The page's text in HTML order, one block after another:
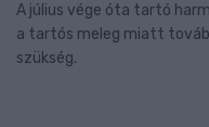
A július vége óta tartó
a tartós meleg miatt
szükség.